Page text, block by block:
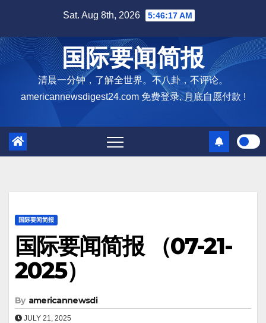
content
Sat. Aug 8th, 2026 5:46:18 AM
国际要闻简报
清晨一分钟，了解全世界。不八卦，不评论。
americannewsdigest24.com 免费登录, 月底自愿付款 !
国际要闻简报
国际要闻简报 （07-21-
2025）
By americannewsdi
JULY 21, 2025